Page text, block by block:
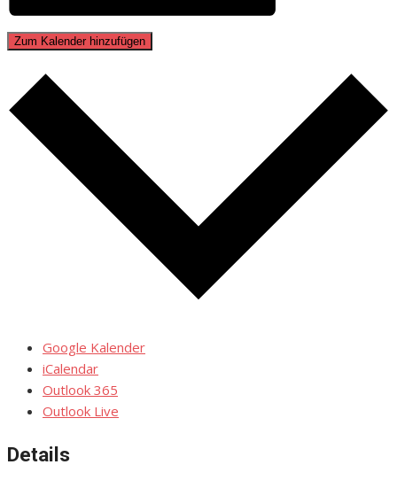
Zum Kalender hinzufügen
Google Kalender
iCalendar
Outlook 365
Outlook Live
Details